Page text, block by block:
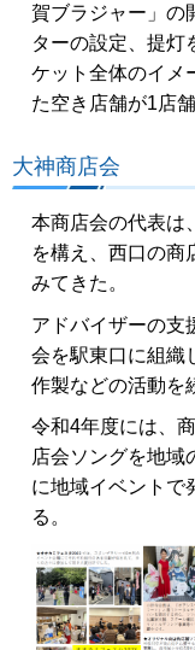
賀ブラジャー」の
ターの設定、提灯
ケット全体のイメ
た空き店舗が1店
大神商店会
本商店会の代表は
を構え、西口の商
みてきた。
アドバイザーの支
会を駅東口に組織
作製などの活動を
令和4年度には、
店会ソングを地域
に地域イベントで
る。